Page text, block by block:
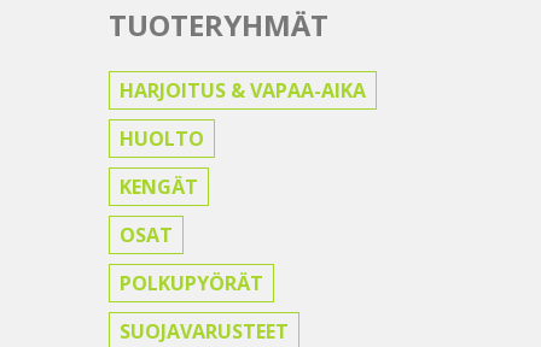
TUOTERYHMÄT
HARJOITUS & VAPAA-AIKA
HUOLTO
KENGÄT
OSAT
POLKUPYÖRÄT
SUOJAVARUSTEET